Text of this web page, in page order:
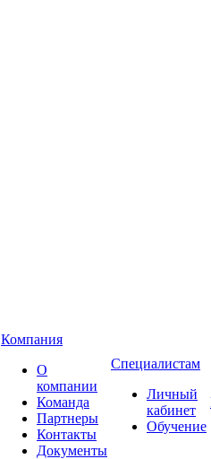
Компания
О
компании
Команда
Партнеры
Контакты
Документы
Специалистам
Личный
кабинет
Обучение